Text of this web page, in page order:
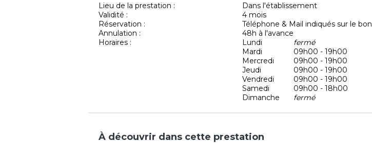
Lieu de la prestation :
Dans l'établissement
Validité :
4 mois
Réservation :
Téléphone & Mail indiqués sur le bon
Annulation :
48h à l'avance
Horaires :
Lundi
fermé
Mardi
09h00 - 19h00
Mercredi
09h00 - 19h00
Jeudi
09h00 - 19h00
Vendredi
09h00 - 19h00
Samedi
09h00 - 18h00
Dimanche
fermé
À découvrir dans cette prestation